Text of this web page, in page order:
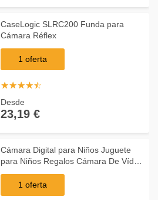
CaseLogic SLRC200 Funda para
Cámara Réflex
1 oferta
☆☆☆☆☆
★★★★★
Desde
23,19 €
Cámara Digital para Niños Juguete
para Niños Regalos Cámara De Vídeo
A Prueba De Choques Pantalla HD de
2.4 Pulgadas 1080P Regalos Tarjeta
TF de 32GB
1 oferta